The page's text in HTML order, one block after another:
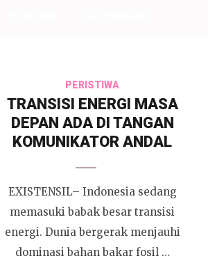
PERISTIWA
TRANSISI ENERGI MASA
DEPAN ADA DI TANGAN
KOMUNIKATOR ANDAL
EXISTENSIL– Indonesia sedang
memasuki babak besar transisi
energi. Dunia bergerak menjauhi
dominasi bahan bakar fosil …